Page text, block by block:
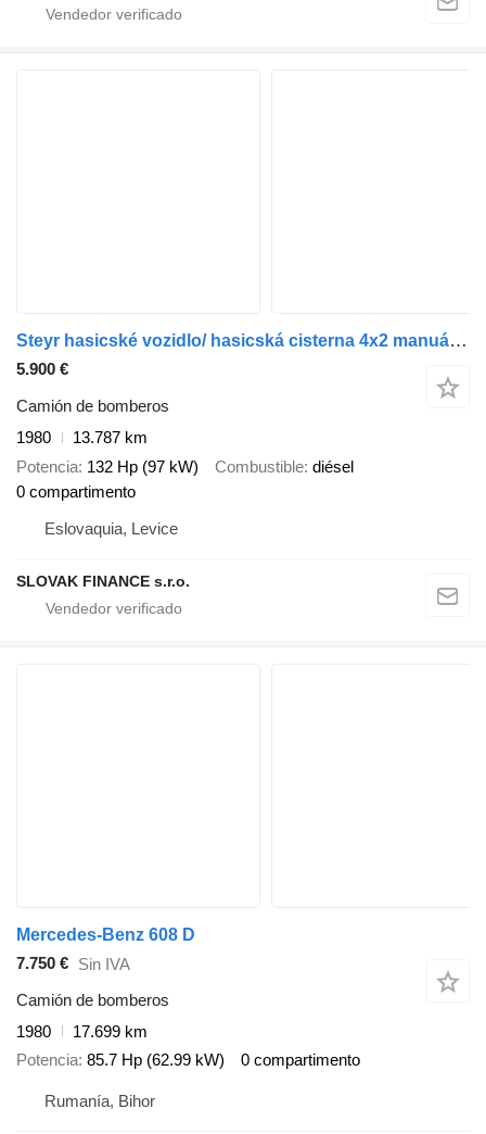
Steyr hasicské vozidlo/ hasicská cisterna 4x2 manuál VIN 194
5.900 €
Camión de bomberos
1980
13.787 km
Potencia 132 Hp (97 kW) Combustible diésel
0 compartimento
Eslovaquia, Levice
SLOVAK FINANCE s.r.o.
Mercedes-Benz 608 D
7.750 € Sin IVA
Camión de bomberos
1980
17.699 km
Potencia 85.7 Hp (62.99 kW) 0 compartimento
Rumanía, Bihor